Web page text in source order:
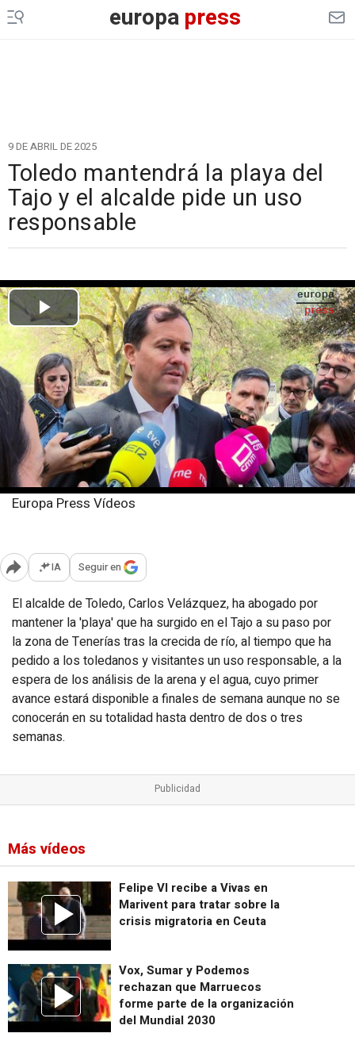
europapress
9 DE ABRIL DE 2025
Toledo mantendrá la playa del
Tajo y el alcalde pide un uso
responsable
Europa Press Vídeos
Abrir opciones para compartir
IA Seguir en
El alcalde de Toledo, Carlos Velázquez, ha abogado por
mantener la 'playa' que ha surgido en el Tajo a su paso por
la zona de Tenerías tras la crecida de río, al tiempo que ha
pedido a los toledanos y visitantes un uso responsable, a la
espera de los análisis de la arena y el agua, cuyo primer
avance estará disponible a finales de semana aunque no se
conocerán en su totalidad hasta dentro de dos o tres
semanas.
Más vídeos
Felipe VI recibe a Vivas en
Marivent para tratar sobre la
crisis migratoria en Ceuta
Vox, Sumar y Podemos
rechazan que Marruecos
forme parte de la organización
del Mundial 2030